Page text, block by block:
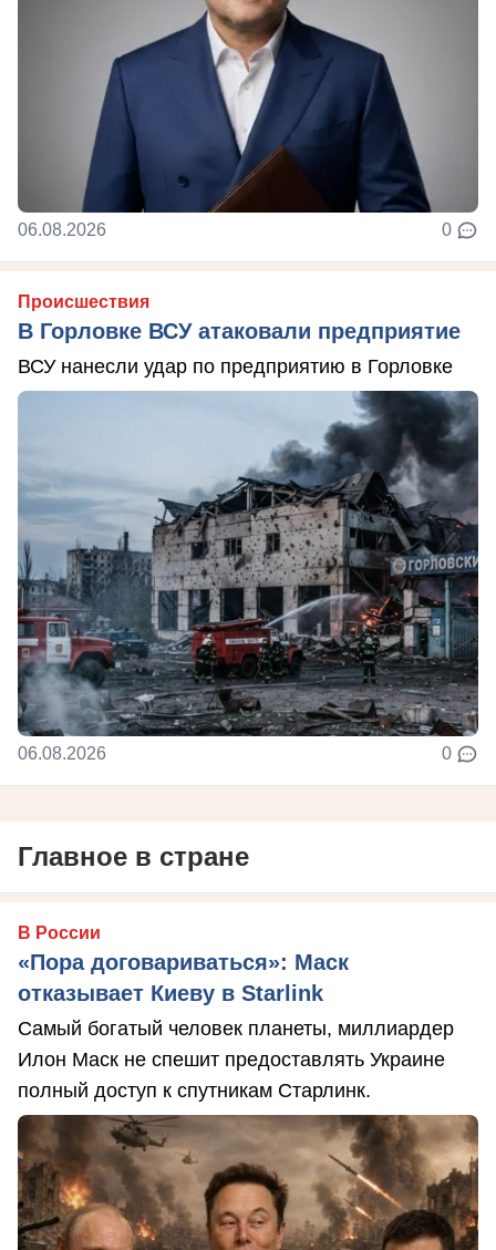
06.08.2026 0
Происшествия
В Горловке ВСУ атаковали предприятие
ВСУ нанесли удар по предприятию в Горловке
06.08.2026 0
Главное в стране
В России
«Пора договариваться»: Маск
отказывает Киеву в Starlink
Самый богатый человек планеты, миллиардер
Илон Маск не спешит предоставлять Украине
полный доступ к спутникам Старлинк.